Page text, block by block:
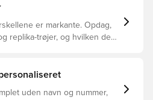
er markante. Opdag,
replika-trøjer, og hvilken der
uden navn og nummer,